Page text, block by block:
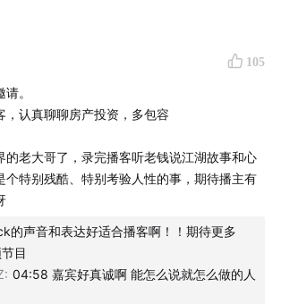
《面基》做客，聊聊自成一派的他，到
何种思想钢印？以及这套框架的逻辑何
到底还要不要参与买房这场游戏？以
部的就业经历让我看到了业内人的视
对房子的三观。
105
。
，认真聊聊房产投资，多包容
的老大哥了，录完播客听老钱说江湖故事和心
个特别残酷、特别考验人性的事，期待播主有
的声音和表达好适合播客啊！！期待更多
目
: 04:58 嘉宾好真诚啊 能怎么说就怎么做的人